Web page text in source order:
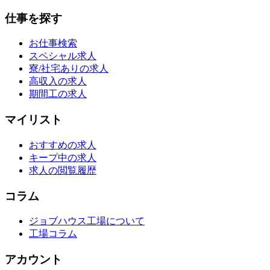
仕事を探す
お仕事検索
スペシャル求人
寮/社宅ありの求人
高収入の求人
期間工の求人
マイリスト
おすすめの求人
キープ中の求人
求人の閲覧履歴
コラム
ジョブハウス工場について
工場コラム
アカウント